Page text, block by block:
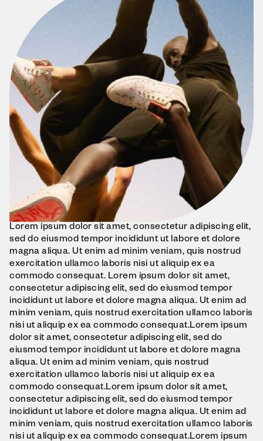
Lorem ipsum dolor sit amet, consectetur adipiscing elit,
sed do eiusmod tempor incididunt ut labore et dolore
magna aliqua. Ut enim ad minim veniam, quis nostrud
exercitation ullamco laboris nisi ut aliquip ex ea
commodo consequat. Lorem ipsum dolor sit amet,
consectetur adipiscing elit, sed do eiusmod tempor
incididunt ut labore et dolore magna aliqua. Ut enim ad
minim veniam, quis nostrud exercitation ullamco laboris
nisi ut aliquip ex ea commodo consequat.Lorem ipsum
dolor sit amet, consectetur adipiscing elit, sed do
eiusmod tempor incididunt ut labore et dolore magna
aliqua. Ut enim ad minim veniam, quis nostrud
exercitation ullamco laboris nisi ut aliquip ex ea
commodo consequat.Lorem ipsum dolor sit amet,
consectetur adipiscing elit, sed do eiusmod tempor
incididunt ut labore et dolore magna aliqua. Ut enim ad
minim veniam, quis nostrud exercitation ullamco laboris
nisi ut aliquip ex ea commodo consequat.Lorem ipsum